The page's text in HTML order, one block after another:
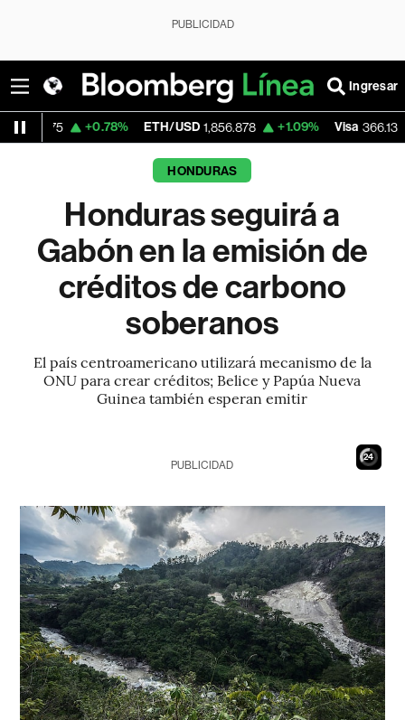
PUBLICIDAD
Ingresar
ETH/USD 1,856.878 +1.09% Visa 366.13 -0.04%
HONDURAS
Honduras seguirá a
Gabón en la emisión de
créditos de carbono
soberanos
El país centroamericano utilizará mecanismo de la
ONU para crear créditos; Belice y Papúa Nueva
Guinea también esperan emitir
22
PUBLICIDAD